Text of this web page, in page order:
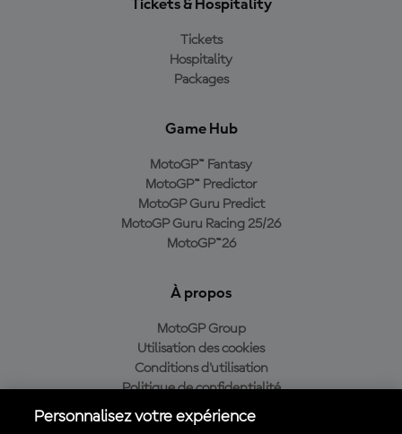
Tickets & Hospitality
Tickets
Hospitality
Packages
Game Hub
MotoGP™ Fantasy
MotoGP™ Predictor
MotoGP Guru Predict
MotoGP Guru Racing 25/26
MotoGP™26
À propos
MotoGP Group
Utilisation des cookies
Conditions d'utilisation
Politique de confidentialité
Politique d’achat
Personnalisez votre expérience